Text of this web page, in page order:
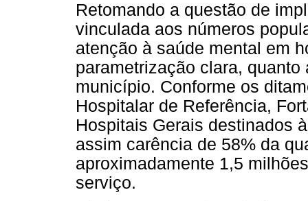
Retomando a questão de
vinculada aos números
atenção à saúde mental em
parametrização clara,
município. Conforme os
Hospitalar de Referência,
Hospitais Gerais destinados
assim carência de 58% da
aproximadamente 1,5
serviço.